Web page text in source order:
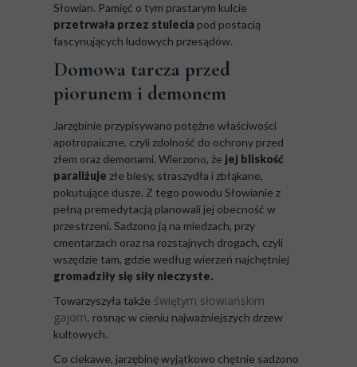
Słowian. Pamięć o tym prastarym kulcie
przetrwała przez stulecia pod postacią
fascynujących ludowych przesądów.
Domowa tarcza przed
piorunem i demonem
Jarzębinie przypisywano potężne właściwości
apotropaiczne, czyli zdolność do ochrony przed
złem oraz demonami. Wierzono, że jej bliskość
paraliżuje złe biesy, straszydła i zbłąkane,
pokutujące dusze. Z tego powodu Słowianie z
pełną premedytacją planowali jej obecność w
przestrzeni. Sadzono ją na miedzach, przy
cmentarzach oraz na rozstajnych drogach, czyli
wszędzie tam, gdzie według wierzeń najchętniej
gromadziły się siły nieczyste.
Towarzyszyła także świętym słowiańskim
gajom, rosnąc w cieniu najważniejszych drzew
kultowych.
Co ciekawe, jarzębinę wyjątkowo chętnie sadzono